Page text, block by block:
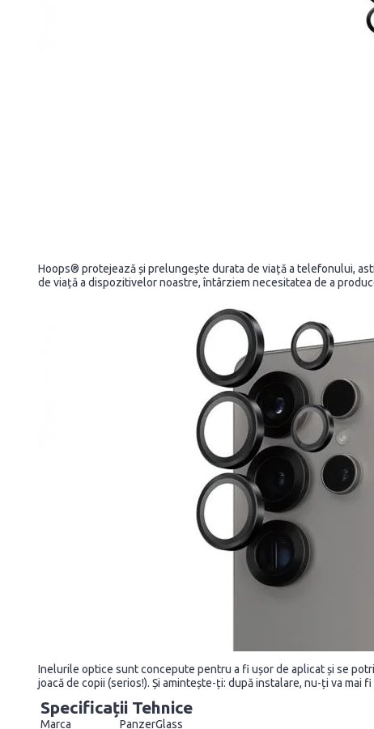
Hoops® protejează și prelungește durata de viață a telefonului,
de viață a dispozitivelor noastre, întârziem necesitatea de a
Inelurile optice sunt concepute pentru a fi ușor de aplicat și se
joacă de copii (serios!). Și amintește-ți: după instalare, nu-ți va mai
Specificații Tehnice
Marca PanzerGlass